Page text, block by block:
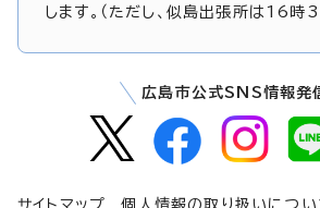
します。（ただし、似島出張所は16時
広島市公式SNS情報発
サイトマップ 個人情報の取り扱いについ